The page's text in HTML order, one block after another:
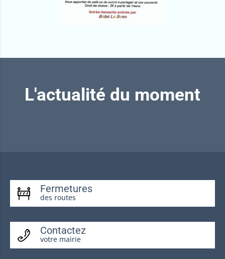
L'actualité du moment
Fermetures
des routes
Contactez
votre mairie